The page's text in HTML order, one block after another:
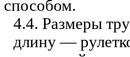
способом.
4.4. Размеры
длину —